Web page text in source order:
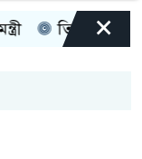
তিন দিনের মধ্যে
×